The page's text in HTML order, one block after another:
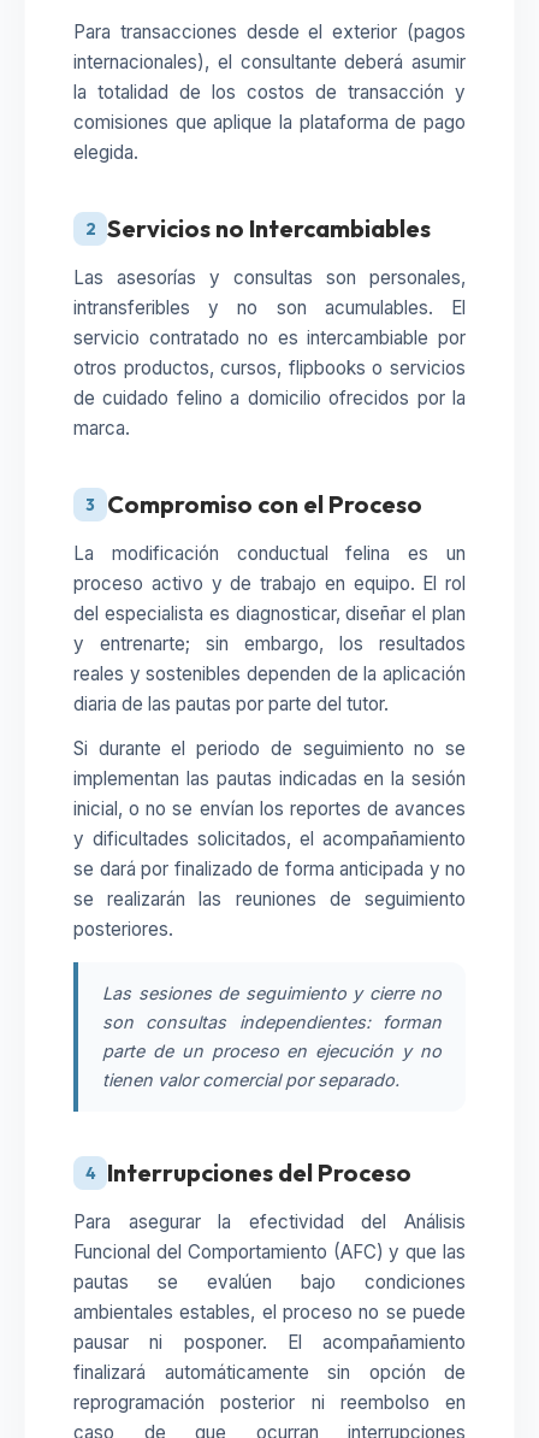
Para transacciones desde el exterior (pagos
internacionales), el consultante deberá asumir
la totalidad de los costos de transacción y
comisiones que aplique la plataforma de pago
elegida.
2 Servicios no Intercambiables
Las asesorías y consultas son personales,
intransferibles y no son acumulables. El
servicio contratado no es intercambiable por
otros productos, cursos, flipbooks o servicios
de cuidado felino a domicilio ofrecidos por la
marca.
3 Compromiso con el Proceso
La modificación conductual felina es un
proceso activo y de trabajo en equipo. El rol
del especialista es diagnosticar, diseñar el plan
y entrenarte; sin embargo, los resultados
reales y sostenibles dependen de la aplicación
diaria de las pautas por parte del tutor.
Si durante el periodo de seguimiento no se
implementan las pautas indicadas en la sesión
inicial, o no se envían los reportes de avances
y dificultades solicitados, el acompañamiento
se dará por finalizado de forma anticipada y no
se realizarán las reuniones de seguimiento
posteriores.
Las sesiones de seguimiento y cierre no
son consultas independientes: forman
parte de un proceso en ejecución y no
tienen valor comercial por separado.
4 Interrupciones del Proceso
Para asegurar la efectividad del Análisis
Funcional del Comportamiento (AFC) y que las
pautas se evalúen bajo condiciones
ambientales estables, el proceso no se puede
pausar ni posponer. El acompañamiento
finalizará automáticamente sin opción de
reprogramación posterior ni reembolso en
caso de que ocurran interrupciones